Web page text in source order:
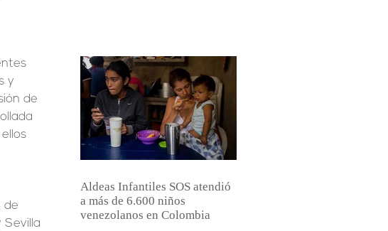
y
de
de
Sevilla
Aldeas Infantiles SOS atendió
a más de 6.600 niños
venezolanos en Colombia